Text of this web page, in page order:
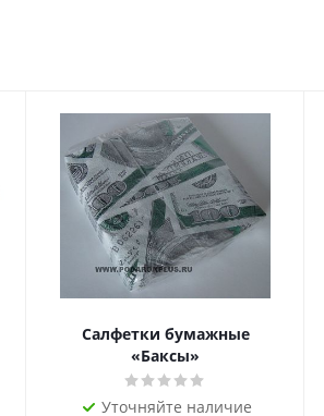
Салфетки бумажные
«Баксы»
Уточняйте наличие